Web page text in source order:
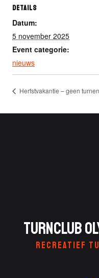
DETAILS
Datum:
5 november 2025
Event categorie:
nieuws
Herfstvakantie – geen turnen
Turnclub
RECREATIEF